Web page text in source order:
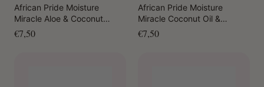
African Pride Moisture
Miracle Aloe & Coconut
Water Detangle & Condition
Pre-Shampoo 340 gr.
€7,50
African Pride Moisture
Miracle Coconut Oil &
Baobab Oil Hydrate &
Strengthen Leave-In Cream
€7,50